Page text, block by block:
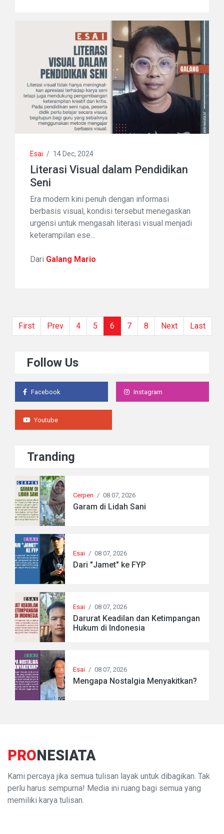
Esai / 14 Dec, 2024
Literasi Visual dalam Pendidikan
Seni
Era modern kini penuh dengan informasi
berbasis visual, kondisi tersebut menegaskan
urgensi untuk mengasah literasi visual menjadi
keterampilan ese...
Dari Galang Mario
First Prev 4 5 6 (current)
7 8 Next Last
Follow Us
Facebook Instagram
Youtube
Tranding
Cerpen / 08 07, 2026
Garam di Lidah Sani
Esai / 08 07, 2026
Dari "Jamet" ke FYP
Esai / 08 07, 2026
Darurat Keadilan dan Ketimpangan
Hukum di Indonesia
Esai / 08 07, 2026
Mengapa Nostalgia Menyakitkan?
PRONESIATA
Kami percaya jika semua tulisan layak untuk dibagikan. Tak
perlu harus sempurna! Media ini ruang bagi semua yang
memiliki karya tulisan.